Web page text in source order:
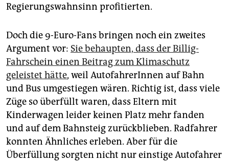
Regierungswahnsinn profitierten.
Doch die 9-Euro-Fans bringen noch ein zweites
Argument vor: Sie behaupten, dass der Billig-
Fahrschein einen Beitrag zum Klimaschutz
geleistet hätte, weil AutofahrerInnen auf Bahn
und Bus umgestiegen wären. Richtig ist, dass viele
Züge so überfüllt waren, dass Eltern mit
Kinderwagen leider keinen Platz mehr fanden
und auf dem Bahnsteig zurückblieben. Radfahrer
konnten Ähnliches erleben. Aber für die
Überfüllung sorgten nicht nur einstige Autofahrer